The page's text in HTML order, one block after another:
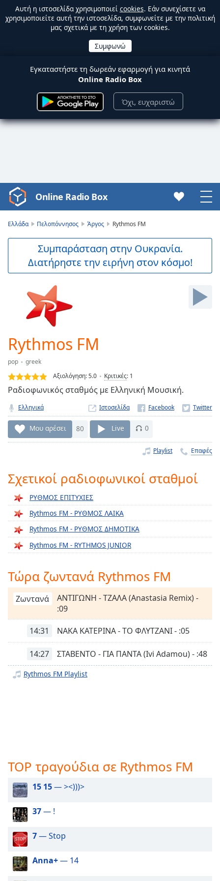
Αυτή η ιστοσελίδα χρησιμοποιεί cookies. Εάν συνεχίσετε να
χρησιμοποιείτε αυτή την ιστοσελίδα, συμφωνείτε με την πολιτική
μας σχετικά με τη χρήση των cookies.
Εγκαταστήστε τη δωρεάν εφαρμογή για κινητά
Online Radio Box
Όχι, ευχαριστώ
Video
Player
Skip
Current
Duration
Loaded:
0.00%
Stream
LIVE
Seek to
live,
currently
behind
liveLIVE
Playback
Rate
Chapters
Chapters
Descriptions
descriptions
off,
settings
opens
subtitles
in-
Picture
Fullscreen
This
modal
window.
Online Radio Box
Ελλάδα Πελοπόννησος Άργος Rythmos FM
Συμπαράσταση στην Ουκρανία.
Διατήρηστε την ειρήνη στον κόσμο!
Rythmos FM
pop
greek
Αξιολόγηση:5.0 Κριτικές: 1
Ραδιοφωνικός σταθμός με Ελληνική Μουσική.
Ελληνικά Ιστοσελίδα
Μου αρέσει 80 Live 0
Playlist Επαφές
Σχετικοί ραδιοφωνικοί σταθμοί
ΡΥΘΜΟΣ ΕΠΙΤΥΧΙΕΣ
Rythmos FM - ΡΥΘΜΟΣ ΛΑΙΚΑ
Rythmos FM - ΡΥΘΜΟΣ ΔΗΜΟΤΙΚΑ
Rythmos FM - RYTHMOS JUNIOR
Τώρα ζωντανά Rythmos FM
Ζωντανά
ΑΝΤΙΓΩΝΗ - ΤΖΑΛΑ (Anastasia Remix) -
:09
14:31 ΝΑΚΑ ΚΑΤΕΡΙΝΑ - ΤΟ ΦΛΥΤΖΑΝΙ - :05
14:27 ΣΤΑΒΕΝΤΟ - ΓΙΑ ΠΑΝΤΑ (Ivi Adamou) - :48
Rythmos FM Playlist
TOP τραγούδια σε Rythmos FM
15 15— ><)))>
37— !
7— Stop
Anna+— 14